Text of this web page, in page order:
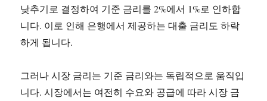
낮추기로 결정하여 기준 금리를 2%에서 1%로 인하합
니다. 이로 인해 은행에서 제공하는 대출 금리도 하락
하게 됩니다.
그러나 시장 금리는 기준 금리와는 독립적으로 움직입
니다. 시장에서는 여전히 수요와 공급에 따라 시장 금